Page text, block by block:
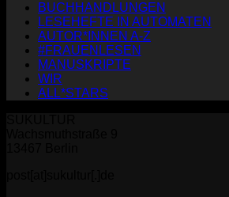
BUCHHANDLUNGEN
LESEHEFTE IN AUTOMATEN
AUTOR*INNEN A-Z
#FRAUENLESEN
MANUSKRIPTE
WIR
ALL*STARS